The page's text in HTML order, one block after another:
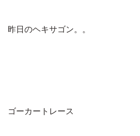
昨日のヘキサゴン。。
ゴーカートレース